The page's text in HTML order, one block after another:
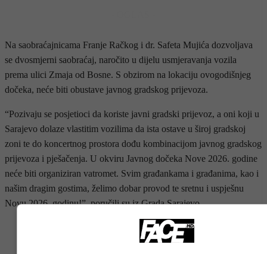
Na saobraćajnicama Franje Račkog i dr. Safeta Mujića dozvoljava
se dvosmjerni saobraćaj, naročito u dijelu usmjeravanja vozila
prema ulici Zmaja od Bosne. S obzirom na lokaciju ovogodišnjeg
dočeka, neće biti obustave javnog gradskog prijevoza.
“Pozivaju se posjetioci da koriste javni gradski prijevoz, a oni koji u
Sarajevo dolaze vlastitim vozilima da ista ostave u široj gradskoj
zoni te do koncertnog prostora dođu kombinacijom javnog gradskog
prijevoza i pješačenja. U okviru Javnog dočeka Nove 2026. godine
neće biti organiziran vatromet. Svim građankama i građanima, kao i
našim dragim gostima, želimo dobar provod te sretnu i uspješnu
Novu 2026. godinu!”, poručili su iz Grada Sarajevo.
- OGLAS -